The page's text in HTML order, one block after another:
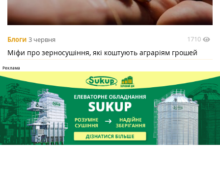
Блоги 3 червня 1710
Міфи про зерносушіння, які коштують аграріям грошей